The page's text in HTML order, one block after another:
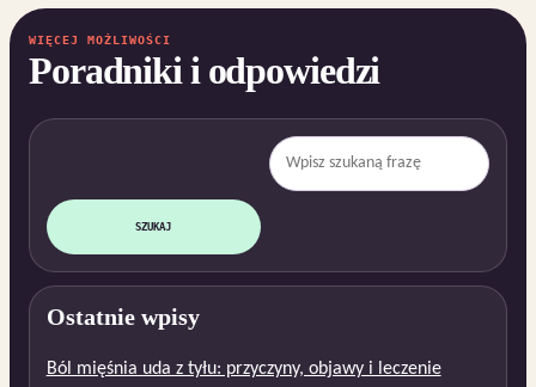
WIĘCEJ MOŻLIWOŚCI
Poradniki i odpowiedzi
SZUKAJ
Ostatnie wpisy
Ból mięśnia uda z tyłu: przyczyny, objawy i leczenie